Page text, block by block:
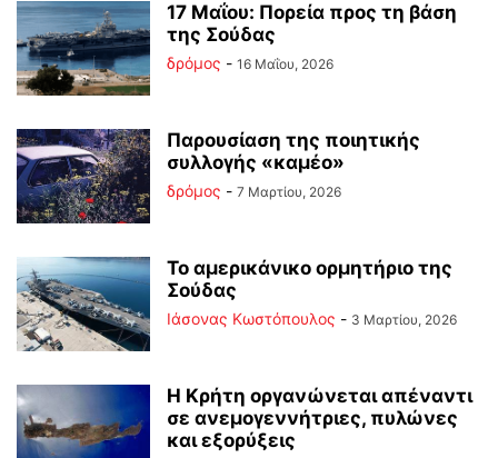
17 Μαΐου: Πορεία προς τη βάση
της Σούδας
δρόμος - 16 Μαΐου, 2026
Παρουσίαση της ποιητικής
συλλογής «καμέο»
δρόμος - 7 Μαρτίου, 2026
Το αμερικάνικο ορμητήριο της
Σούδας
Ιάσονας Κωστόπουλος - 3 Μαρτίου, 2026
Η Κρήτη οργανώνεται απέναντι
σε ανεμογεννήτριες, πυλώνες
και εξορύξεις